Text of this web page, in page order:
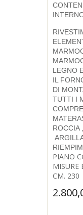
LEGNO
IL
DI
TUTTI I
ROCCIA
PIANO
MISURE
CM. 230